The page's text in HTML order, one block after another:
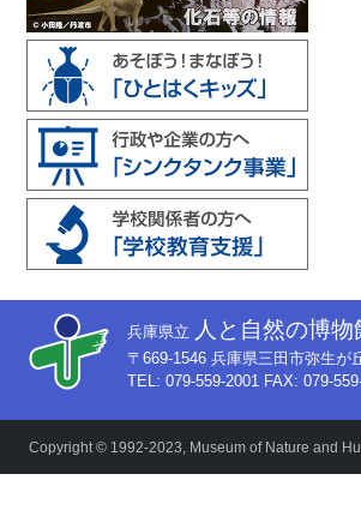
兵庫県立 人と自然の博物
〒669-1546 兵庫県三田市弥生が
TEL: 079-559-2001 FAX: 079-
Copyright © 1992-2023, Museum of Nature and